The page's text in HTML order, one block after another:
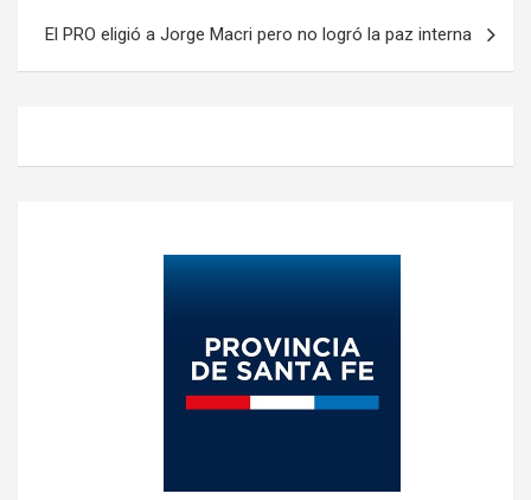
entradas
El PRO eligió a Jorge Macri pero no logró la paz interna